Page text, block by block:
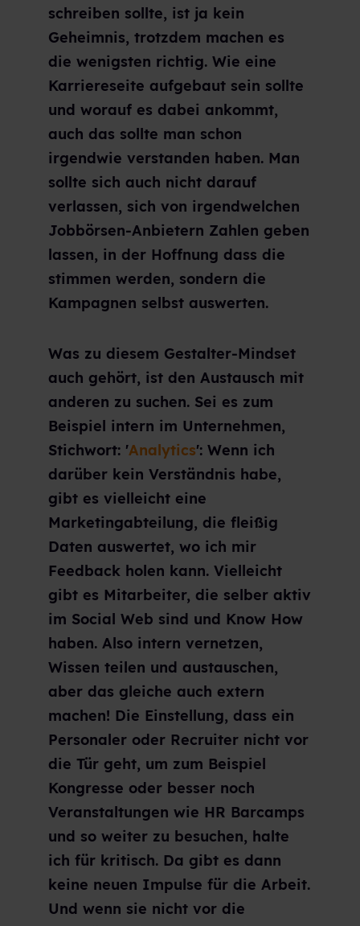
schreiben sollte, ist ja kein
Geheimnis, trotzdem machen es
die wenigsten richtig. Wie eine
Karriereseite aufgebaut sein sollte
und worauf es dabei ankommt,
auch das sollte man schon
irgendwie verstanden haben. Man
sollte sich auch nicht darauf
verlassen, sich von irgendwelchen
Jobbörsen-Anbietern Zahlen geben
lassen, in der Hoffnung dass die
stimmen werden, sondern die
Kampagnen selbst auswerten.
Was zu diesem Gestalter-Mindset
auch gehört, ist den Austausch mit
anderen zu suchen. Sei es zum
Beispiel intern im Unternehmen,
Stichwort: 'Analytics': Wenn ich
darüber kein Verständnis habe,
gibt es vielleicht eine
Marketingabteilung, die fleißig
Daten auswertet, wo ich mir
Feedback holen kann. Vielleicht
gibt es Mitarbeiter, die selber aktiv
im Social Web sind und Know How
haben. Also intern vernetzen,
Wissen teilen und austauschen,
aber das gleiche auch extern
machen! Die Einstellung, dass ein
Personaler oder Recruiter nicht vor
die Tür geht, um zum Beispiel
Kongresse oder besser noch
Veranstaltungen wie HR Barcamps
und so weiter zu besuchen, halte
ich für kritisch. Da gibt es dann
keine neuen Impulse für die Arbeit.
Und wenn sie nicht vor die